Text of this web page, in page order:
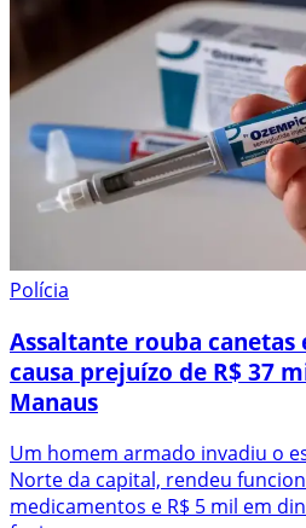
Polícia
Assaltante rouba canetas
causa prejuízo de R$ 37
Manaus
Um homem armado invadiu o
Norte da capital, rendeu
medicamentos e R$ 5 mil em